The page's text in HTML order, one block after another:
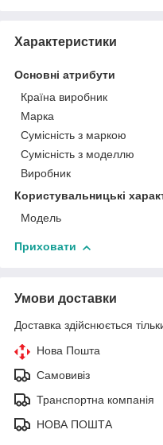
Характеристики
Основні атрибути
Країна виробник
Марка
Сумісність з маркою
Сумісність з моделлю
Виробник
Користувальницькі
Модель
Приховати
Умови доставки
Доставка здійснюється
Нова Пошта
Самовивіз
Транспортна компанія
НОВА ПОШТА